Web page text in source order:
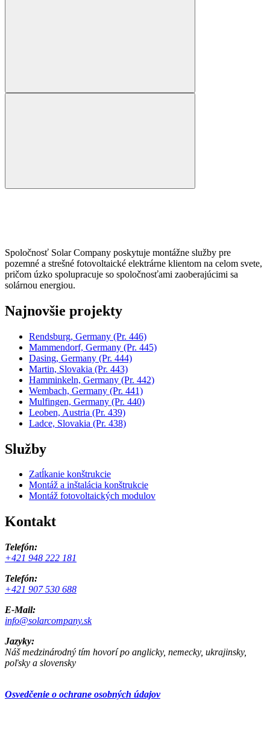
Spoločnosť Solar Company poskytuje montážne služby pre
pozemné a strešné fotovoltaické elektrárne klientom na celom svete,
pričom úzko spolupracuje so spoločnosťami zaoberajúcimi sa
solárnou energiou.
Najnovšie projekty
Rendsburg, Germany (Pr. 446)
Mammendorf, Germany (Pr. 445)
Dasing, Germany (Pr. 444)
Martin, Slovakia (Pr. 443)
Hamminkeln, Germany (Pr. 442)
Wembach, Germany (Pr. 441)
Mulfingen, Germany (Pr. 440)
Leoben, Austria (Pr. 439)
Ladce, Slovakia (Pr. 438)
Služby
Zatĺkanie konštrukcie
Montáž a inštalácia konštrukcie
Montáž fotovoltaických modulov
Kontakt
Telefón:
+421 948 222 181
Telefón:
+421 907 530 688
E-Mail:
info@solarcompany.sk
Jazyky:
Náš medzinárodný tím hovorí po anglicky, nemecky, ukrajinsky,
poľsky a slovensky
Osvedčenie o ochrane osobných údajov